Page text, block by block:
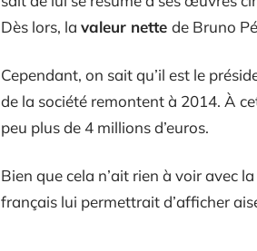
Dès lors, la valeur nette de Bruno
Cependant, on sait qu’il est le
de la société remontent à 2014. À
peu plus de 4 millions d’euros.
Bien que cela n’ait rien à voir avec
français lui permettrait d’afficher